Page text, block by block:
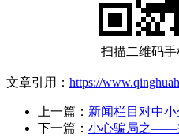
扫描二维码
文章引用： https://
上一篇： 新闻栏目对中
下一篇： 小心骗局之——